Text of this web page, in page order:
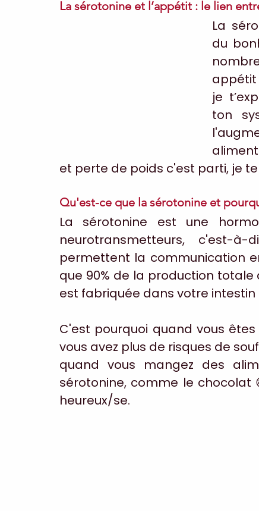
La sérotonine et l’appétit : le lien
La
du
je
ton
et perte de poids c'est parti, je
Qu'est-ce que la sérotonine et
La sérotonine est une
neurotransmetteurs, c'est-
permettent la communication
que 90% de la production
est fabriquée dans votre intestin
C'est pourquoi quand vous
vous avez plus de risques de
quand vous mangez des
sérotonine, comme le chocolat
heureux/se.